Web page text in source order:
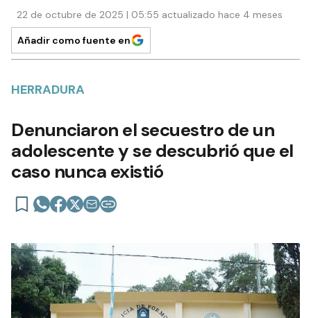
22 de octubre de 2025 | 05:55 actualizado hace 4 meses
Añadir como fuente en
HERRADURA
Denunciaron el secuestro de un
adolescente y se descubrió que el
caso nunca existió